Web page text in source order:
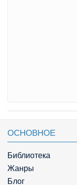
ОСНОВНОЕ
Библиотека
Жанры
Блог